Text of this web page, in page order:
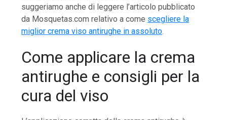
suggeriamo anche di leggere l’articolo pubblicato
da Mosquetas.com relativo a come scegliere la
miglior crema viso antirughe in assoluto.
Come applicare la crema
antirughe e consigli per la
cura del viso